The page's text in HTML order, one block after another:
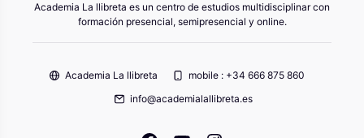
Academia La llibreta es un centro de estudios multidisciplinar con
formación presencial, semipresencial y online.
Academia La llibreta
mobile : +34 666 875 860
info@academialallibreta.es